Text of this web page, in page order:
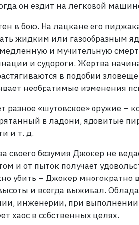
он ездит на легковой
в бою. На лацкане его
жидким или газообразным
и мучительную
и судороги. Жертва
в подобии
необратимые изменения
разное «шутовское» оружие –
в ладони, ядовитые
и т. д.
своего безумия Джокер не
и от пыток получает
убить – Джокер
и всегда выживал.
инженерии, при
хаос в собственных целях.